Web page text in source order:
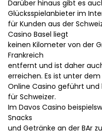
Darüber hinaus gibt es
Glücksspielanbieter im
für Kunden aus der
Casino Basel liegt
keinen Kilometer von der
Frankreich
entfernt und ist daher
erreichen. Es ist unter
Online Casino geführt
für Schweizer.
Im Davos Casino
Snacks
und Getränke an der BAr